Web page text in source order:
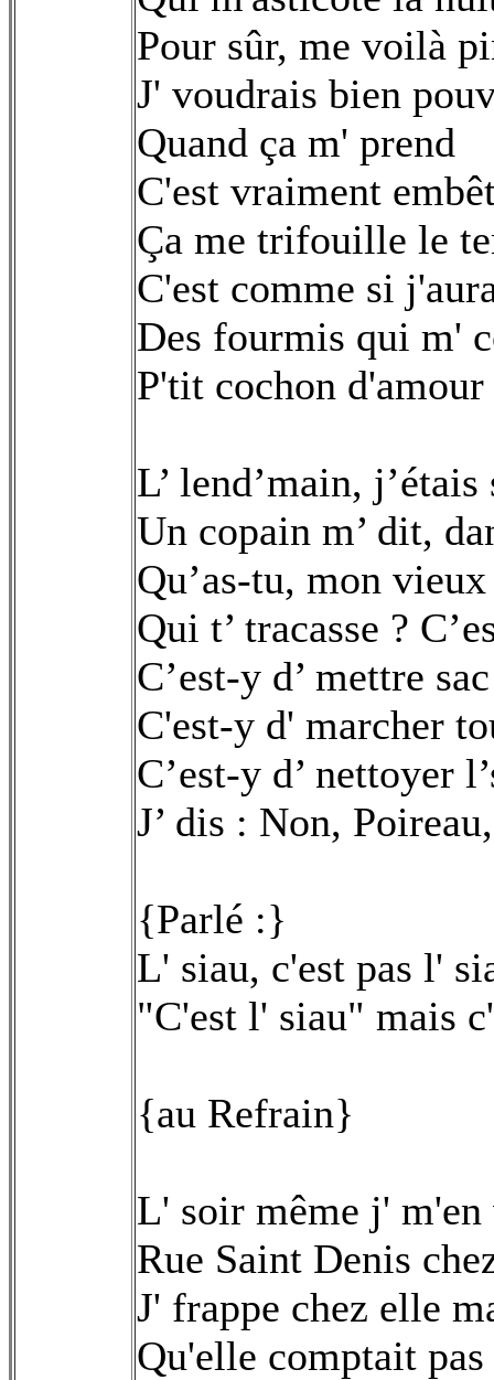
Pour sûr, me voilà
J' voudrais bien
Quand ça m' prend
C'est vraiment
Ça me trifouille le
C'est comme si
Des fourmis qui m'
P'tit cochon d'amour
L’ lend’main, j’étais
Un copain m’ dit,
Qu’as-tu, mon
Qui t’ tracasse ?
C’est-y d’ mettre
C'est-y d' marcher
C’est-y d’ nettoyer
J’ dis : Non,
{Parlé :}
L' siau, c'est pas l'
"C'est l' siau"
{au Refrain}
L' soir même j'
Rue Saint Denis
J' frappe chez elle
Qu'elle comptait